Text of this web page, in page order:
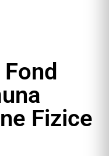
Fizice